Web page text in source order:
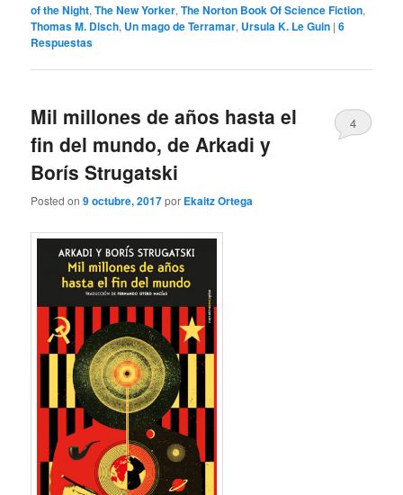
of the Night,The New Yorker,The Norton Book Of Science Fiction,
Thomas M. Disch, Un mago de Terramar, Ursula K. Le Guin |6
Respuestas
Mil millones de años hasta el
fin del mundo, de Arkadi y
Borís Strugatski
Posted on9 octubre, 2017por Ekaitz Ortega
4